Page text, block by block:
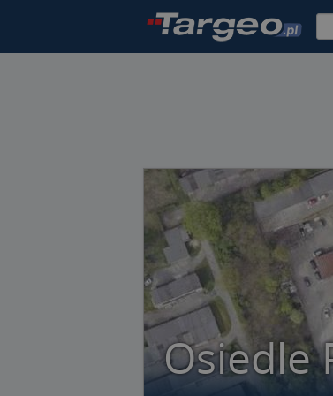
Osiedle